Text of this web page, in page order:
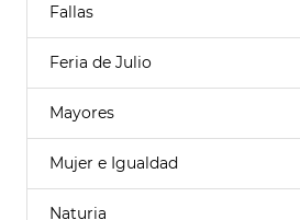
Fallas
Feria de Julio
Mayores
Mujer e Igualdad
Naturia